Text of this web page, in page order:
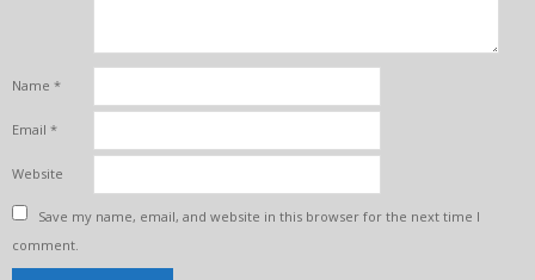
Name *
Email *
Website
Save my name, email, and website in this browser for the next time I
comment.